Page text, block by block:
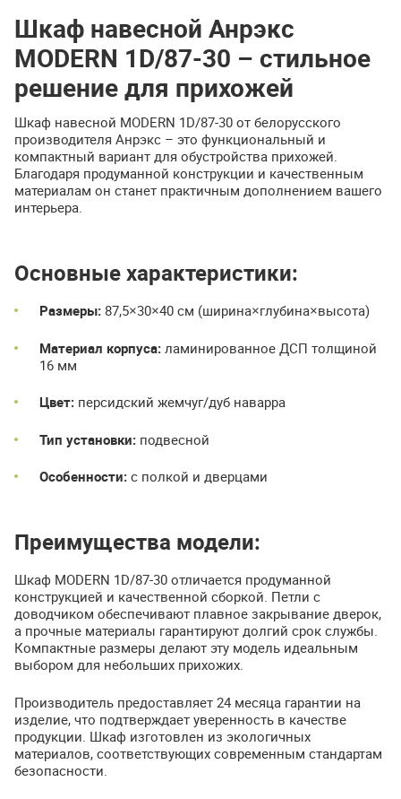
Шкаф навесной Анрэкс
MODERN 1D/87-30 – стильное
решение для прихожей
Шкаф навесной MODERN 1D/87-30 от белорусского
производителя Анрэкс – это функциональный и
компактный вариант для обустройства прихожей.
Благодаря продуманной конструкции и качественным
материалам он станет практичным дополнением вашего
интерьера.
Основные характеристики:
Размеры: 87,5×30×40 см (ширина×глубина×высота)
Материал корпуса: ламинированное ДСП толщиной
16 мм
Цвет: персидский жемчуг/дуб наварра
Тип установки: подвесной
Особенности: с полкой и дверцами
Преимущества модели:
Шкаф MODERN 1D/87-30 отличается продуманной
конструкцией и качественной сборкой. Петли с
доводчиком обеспечивают плавное закрывание дверок,
а прочные материалы гарантируют долгий срок службы.
Компактные размеры делают эту модель идеальным
выбором для небольших прихожих.
Производитель предоставляет 24 месяца гарантии на
изделие, что подтверждает уверенность в качестве
продукции. Шкаф изготовлен из экологичных
материалов, соответствующих современным стандартам
безопасности.